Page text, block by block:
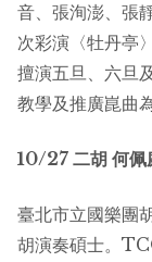
音、張洵澎、張
次彩演〈牡丹亭
擅演五旦、六旦
教學及推廣崑曲
10/27 二胡 何佩
臺北市立國樂團
胡演奏碩士。